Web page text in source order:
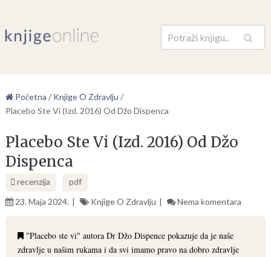
Pretraga
Početna / Knjige O Zdravlju /
Placebo Ste Vi (Izd. 2016) Od Džo Dispenca
Placebo Ste Vi (Izd. 2016) Od Džo
Dispenca
recenzija
pdf
23. Maja 2024.
Knjige O Zdravlju Nema komentara
"Placebo ste vi" autora Dr Džo Dispence pokazuje da je naše
zdravlje u našim rukama i da svi imamo pravo na dobro zdravlje